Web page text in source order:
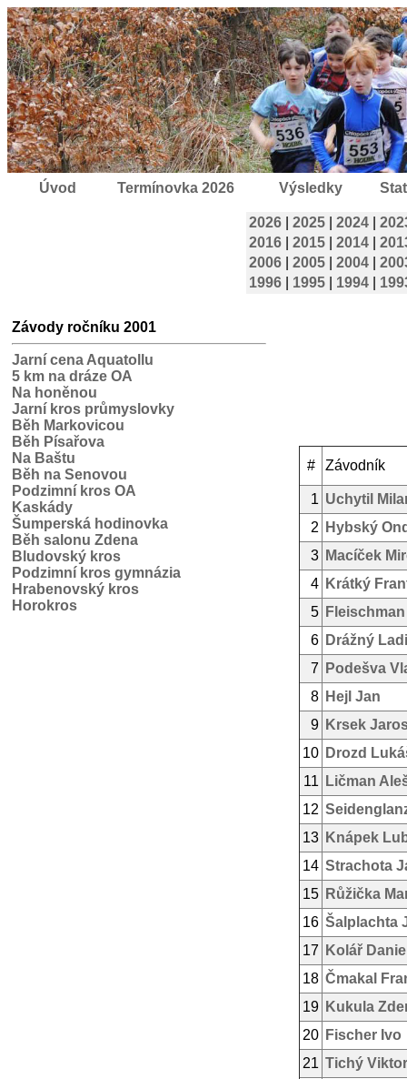
Úvod Termínovka 2026 Výsledky
2026 2025 2024
2016
2015 2014
2006
2005 2004
1996
1995 1994
Závody ročníku 2001
Jarní cena Aquatollu
5 km na dráze OA
Na honěnou
Jarní kros průmyslovky
Běh Markovicou
Běh Písařova
Na Baštu
Běh na Senovou
Podzimní kros OA
Kaskády
Šumperská hodinovka
Běh salonu Zdena
Bludovský kros
Podzimní kros gymnázia
Hrabenovský kros
Horokros
# Závodník
1 Uchytil
2
Hybský
3 Macíček
4 Krátký
5
6 Drážný
7
Podešva
8 Hejl Jan
9 Krsek
10 Drozd
11
Ličman
12
13 Knápek
14 Strachota
15 Růžička
16 Šalplachta
17
Kolář
18 Čmakal
19 Kukula
20 Fischer Ivo
21 Tichý Viktor